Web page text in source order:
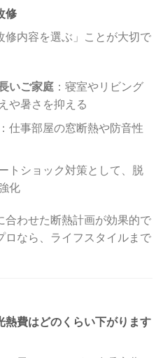
修
修内容を選ぶ」ことが大切で
いご家庭：寝室やリビング
や暑さを抑える
仕事部屋の窓断熱や防音性
トショック対策として、脱
化
合わせた断熱計画が効果的で
ロなら、ライフスタイルまで
熱費はどのくらい下がります